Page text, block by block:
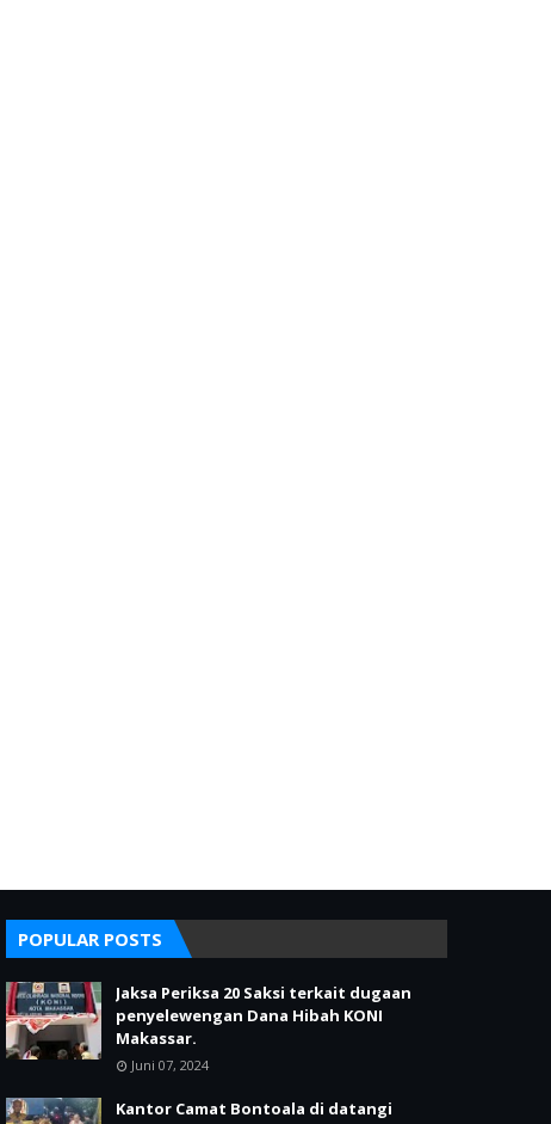
POPULAR POSTS
Jaksa Periksa 20 Saksi terkait dugaan
penyelewengan Dana Hibah KONI
Makassar.
Juni 07, 2024
Kantor Camat Bontoala di datangi